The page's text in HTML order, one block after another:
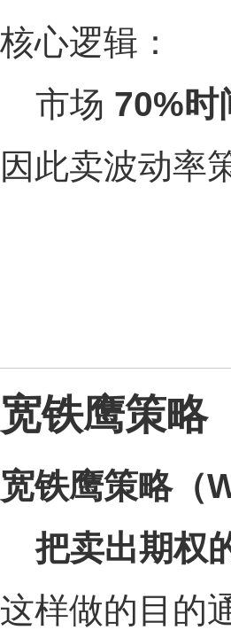
核心逻辑：
市场 70%时
因此卖波动率
宽铁鹰策略
宽铁鹰策略（
把卖出期权
这样做的目的